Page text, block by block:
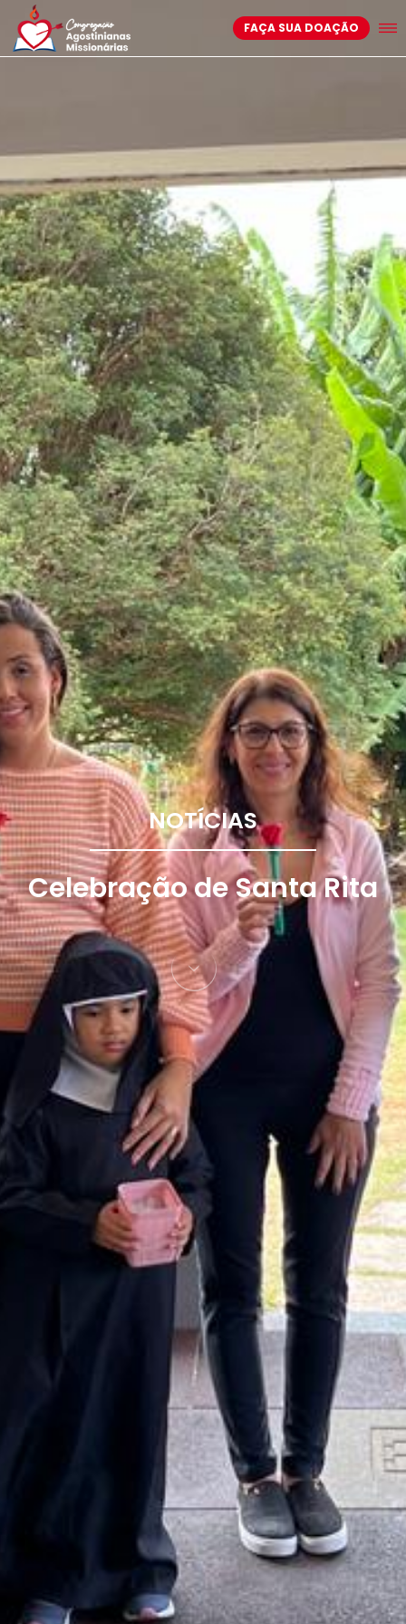
FAÇA SUA DOAÇÃO
NOTÍCIAS
Celebração de Santa Rita